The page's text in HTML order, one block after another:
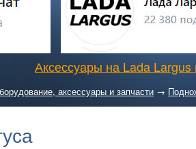
Аксессуары на Lada
аксессуары и запчасти →